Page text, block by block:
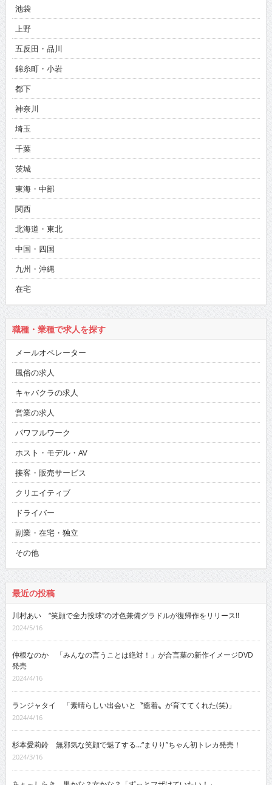
池袋
上野
五反田・品川
錦糸町・小岩
都下
神奈川
埼玉
千葉
茨城
東海・中部
関西
北海道・東北
中国・四国
九州・沖縄
在宅
職種・業種で求人を探す
メールオペレーター
風俗の求人
キャバクラの求人
営業の求人
パワフルワーク
ホスト・モデル・AV
接客・販売サービス
クリエイティブ
ドライバー
副業・在宅・独立
その他
最近の投稿
川村あい “笑顔で全力投球”の才色兼備グラドルが復帰作をリリース!!
2024/5/16
仲根なのか 「みんなの言うことは絶対！」が合言葉の新作イメージDVD
発売
2024/4/16
ランジャタイ 「素晴らしい出会いと〝癒着〟が育ててくれた(笑)」
2024/4/16
杉本愛莉鈴 無邪気な笑顔で魅了する…“まりり”ちゃん初トレカ発売！
2024/3/16